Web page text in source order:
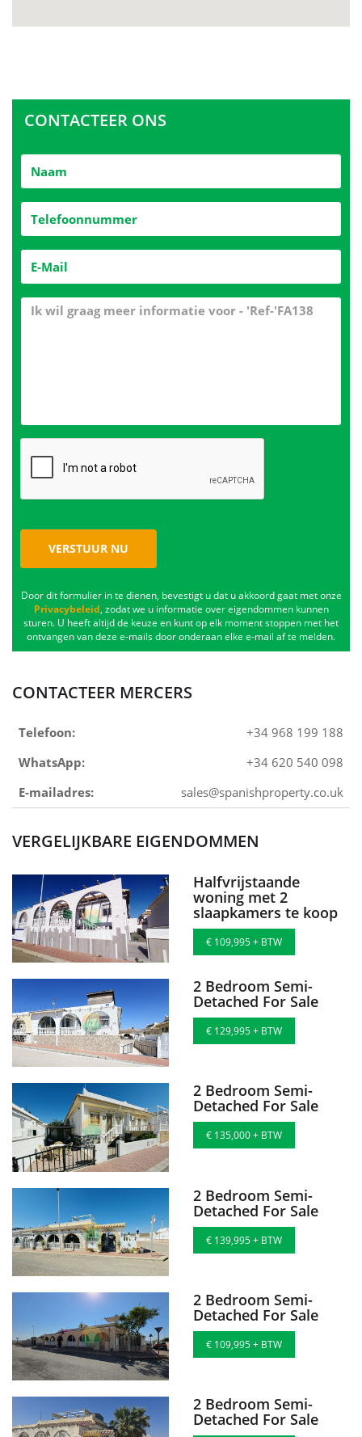
CONTACTEER ONS
VERSTUUR NU
Door dit formulier in te dienen, bevestigt u dat u akkoord gaat met onze
Privacybeleid, zodat we u informatie over eigendommen kunnen
sturen. U heeft altijd de keuze en kunt op elk moment stoppen met het
ontvangen van deze e-mails door onderaan elke e-mail af te melden.
CONTACTEER MERCERS
Telefoon:
+34 968 199 188
WhatsApp:
+34 620 540 098
E-mailadres:
sales@spanishproperty.co.uk
VERGELIJKBARE EIGENDOMMEN
Halfvrijstaande
woning met 2
slaapkamers te koop
€ 109,995 + BTW
2 Bedroom Semi-
Detached For Sale
€ 129,995 + BTW
2 Bedroom Semi-
Detached For Sale
€ 135,000 + BTW
2 Bedroom Semi-
Detached For Sale
€ 139,995 + BTW
2 Bedroom Semi-
Detached For Sale
€ 109,995 + BTW
2 Bedroom Semi-
Detached For Sale